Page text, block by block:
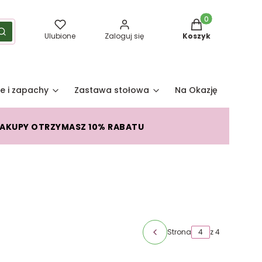
Szukaj Ulubione Zaloguj się
Produkty w
Koszyk
i zapachy Zastawa stołowa Na Okazję
OTRZYMASZ 10% RABATU
Poprzednie produkty
Strona z 4